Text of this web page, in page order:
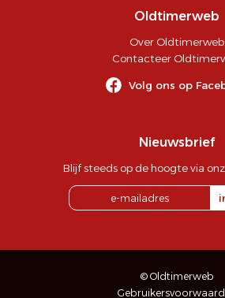
Oldtimerweb
Over Oldtimerweb
Contacteer
Volg ons op
Nieuwsbrief
Blijf steeds op de hoogte via
© Oldtimerweb